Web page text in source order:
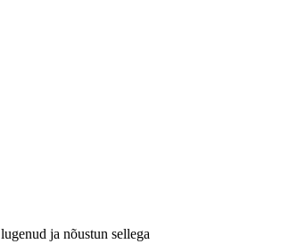
lugenud ja nõustun sellega